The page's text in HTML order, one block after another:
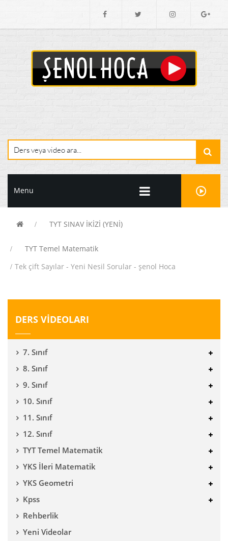
Menu
TYT SINAV İKİZİ (YENİ)
TYT Temel Matematik
Tek çift Sayılar - Yeni Nesil Sorular - şenol Hoca
DERS VİDEOLARI
7. Sınıf
8. Sınıf
9. Sınıf
10. Sınıf
11. Sınıf
12. Sınıf
TYT Temel Matematik
YKS İleri Matematik
YKS Geometri
Kpss
Rehberlik
Yeni Videolar